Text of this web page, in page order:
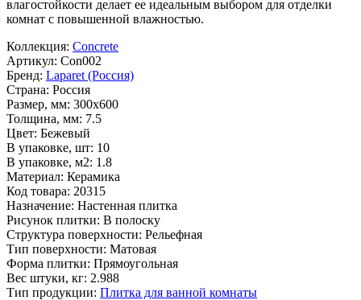
влагостойкости делает ее идеальным выбором для отделки
комнат с повышенной влажностью.
Коллекция: Concrete
Артикул: Con002
Бренд: Laparet (Россия)
Страна: Россия
Размер, мм: 300x600
Толщина, мм: 7.5
Цвет: Бежевый
В упаковке, шт: 10
В упаковке, м2: 1.8
Материал: Керамика
Код товара: 20315
Назначение: Настенная плитка
Рисунок плитки: В полоску
Структура поверхности: Рельефная
Тип поверхности: Матовая
Форма плитки: Прямоугольная
Вес штуки, кг: 2.988
Тип продукции: Плитка для ванной комнаты